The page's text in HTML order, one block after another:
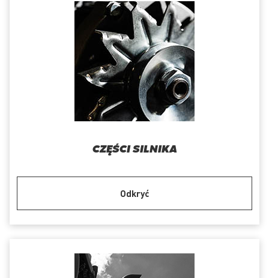
CZĘŚCI SILNIKA
Odkryć